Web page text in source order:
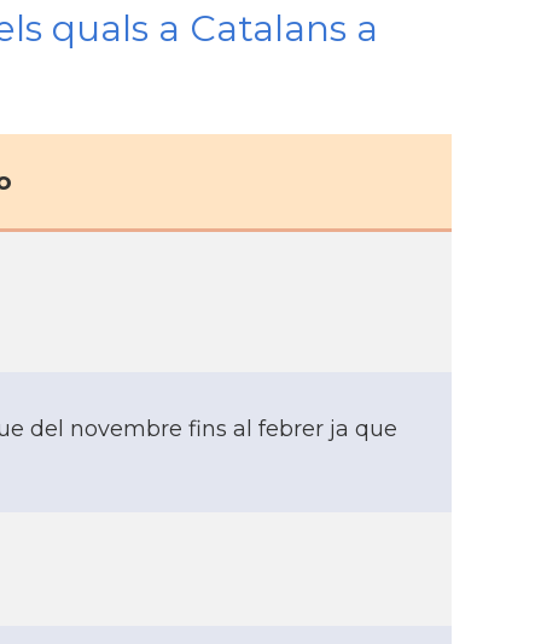
quals a Catalans a
del novembre fins al febrer ja que